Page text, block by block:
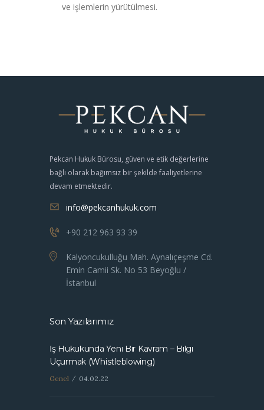
ve işlemlerin yürütülmesi.
Pekcan Hukuk Bürosu, güven ve etik değerlerine
bağlı olarak bağımsız bir şekilde faaliyetlerine
devam etmektedir.
info@pekcanhukuk.com
+90 212 963 93 39
Kalyoncukulluğu Mah. Aynalıçeşme Cd.
Emin Camii Sk. No 53 Beyoğlu /
İstanbul
Son Yazılarımız
İş Hukukunda Yeni Bir Kavram – Bilgi
Uçurmak (Whistleblowing)
Genel 04.02.22